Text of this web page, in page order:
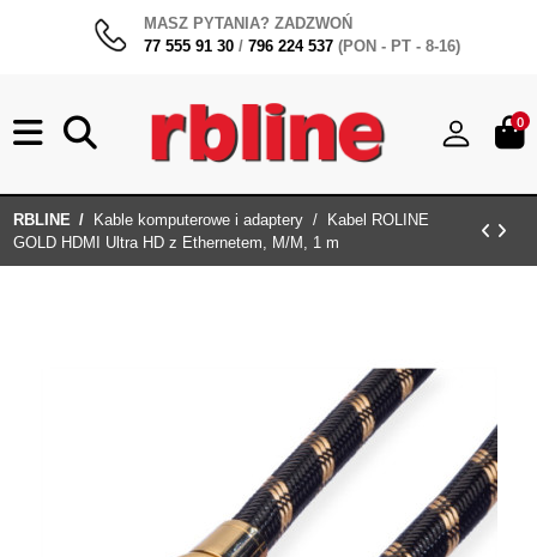
MASZ PYTANIA? ZADZWOŃ
77 555 91 30 / 796 224 537 (PON - PT - 8-16)
0
RBLINE Kable komputerowe i adaptery
Kabel ROLINE
GOLD HDMI Ultra HD z Ethernetem, M/M, 1 m